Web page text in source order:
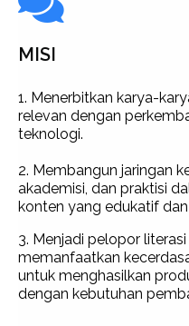
MISI
1. Menerbitkan karya-
relevan dengan
teknologi.
2. Membangun jaringan
akademisi, dan praktisi
konten yang edukatif
3. Menjadi pelopor
memanfaatkan
untuk menghasilkan
dengan kebutuhan